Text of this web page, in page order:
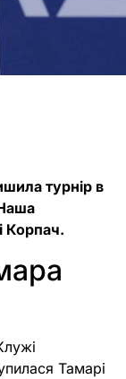
турнір в
Корпач.
Тамарі